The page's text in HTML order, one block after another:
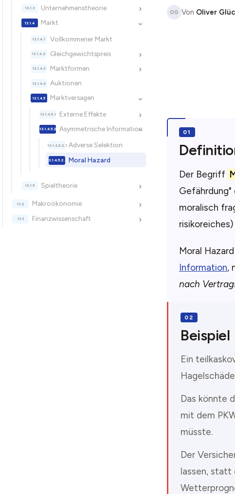
›
Unternehmenstheorie
›
Markt
Vollkommener Markt
›
Gleichgewichtspreis
›
Marktformen
Auktionen
›
Marktversagen
›
Externe Effekte
›
Asymmetrische Information
Adverse Selektion
Moral Hazard
›
Spieltheorie
›
Makroökonomie
›
Finanzwissenschaft
OG Von Oliver
Der Begriff
Gefährdung"
moralisch
Moral
Information,
nach
Beispiel
Ein
Das könnte
mit dem
müsste.
Der
lassen, statt